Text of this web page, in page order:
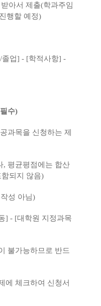
아서 제출(학과주임
행할 예정)
업] - [학적사항] -
수)
과목을 신청하는 제
, 평균평점에는 합산
되지 않음)
성 아님)
] - [대학원 지정과목
불가능하므로 반드
에 체크하여 신청서